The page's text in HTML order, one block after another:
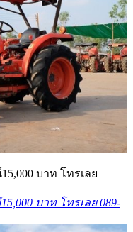
บาท โทรเลย
บาท โทรเลย 089-